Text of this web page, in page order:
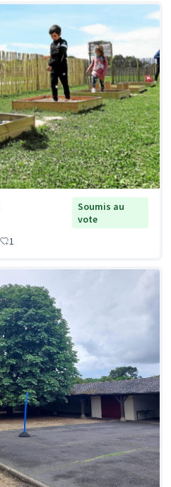
Soumis au
vote
1